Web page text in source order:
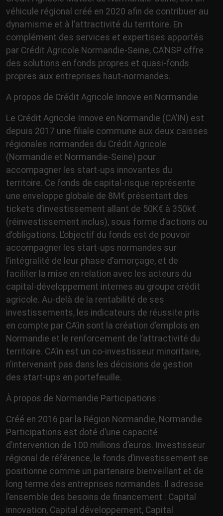
véhicule régional créé en 2020 afin de contribuer au
dynamisme et à l’attractivité du territoire. En
complément des services et expertises apportés
par Crédit Agricole Normandie-Seine, CA’NSP offre
des solutions en fonds propres et quasi-fonds
propres aux entreprises haut-normandes.
A propos de Crédit Agricole Innove en Normandie
Le Crédit Agricole Innove en Normandie (CA’IN) est
depuis 2017 une filiale commune aux deux caisses
régionales normandes du Crédit Agricole
(Normandie et Normandie-Seine) pour
accompagner les start-ups innovantes du
territoire. Ce fonds de capital-risque représente
une enveloppe globale de 8M€ présentant des
tickets d’investissement allant de 50K€ à 350k€
(réinvestissement inclus), sous forme d’actions ou
d’obligations. L’objectif du fonds est de pouvoir
accompagner les start-ups normandes sur
l’intégralité de leur phase d’amorçage, et de
faciliter la mise en relation avec les acteurs du
capital-développement internes au groupe crédit
agricole. Au-delà de la rentabilité de ses
investissements, les indicateurs de réussite pris
en compte par CA’in sont la création d’emplois en
Normandie et le renforcement de l’attractivité du
territoire. CA’in est un co-investisseur minoritaire,
n’intervenant pas dans les décisions de gestion
des start-ups en portefeuille.
À propos de Normandie Participations :
Créé en 2016 par la Région Normandie, Normandie
Participations est doté d’une capacité
d’intervention de 100 millions d’euros. Investisseur
régional de référence, le fonds d’investissement se
positionne comme un partenaire bienveillant et de
long terme des entreprises normandes. Il adresse
l’ensemble des besoins de financement : Capital
innovation, Capital développement, Capital